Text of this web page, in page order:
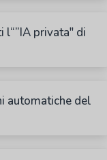
l“”IA privata" di
automatiche del